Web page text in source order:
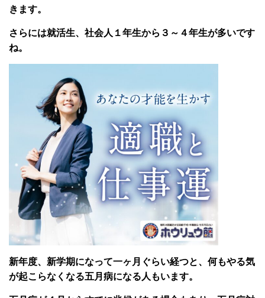
きます。
さらには就活生、社会人１年生から３～４年生が多いです
ね。
新年度、新学期になって一ヶ月ぐらい経つと、何もやる気
が起こらなくなる五月病になる人もいます。